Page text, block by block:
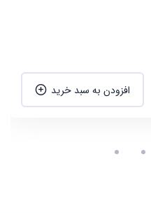
افزودن به سبد خرید